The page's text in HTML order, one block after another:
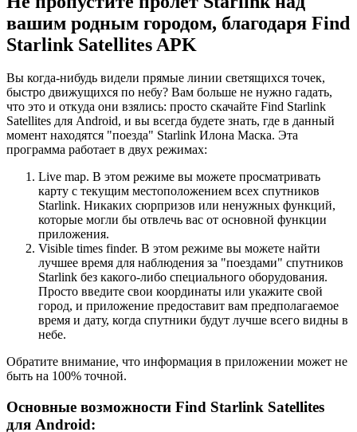
вашим родным городом, благодаря Find
Starlink Satellites APK
Вы когда-нибудь видели прямые линии светящихся точек,
быстро движущихся по небу? Вам больше не нужно гадать,
что это и откуда они взялись: просто скачайте Find Starlink
Satellites для Android, и вы всегда будете знать, где в данный
момент находятся "поезда" Starlink Илона Маска. Эта
программа работает в двух режимах:
Live map. В этом режиме вы можете просматривать
карту с текущим местоположением всех спутников
Starlink. Никаких сюрпризов или ненужных функций,
которые могли бы отвлечь вас от основной функции
приложения.
Visible times finder. В этом режиме вы можете найти
лучшее время для наблюдения за "поездами" спутников
Starlink без какого-либо специального оборудования.
Просто введите свои координаты или укажите свой
город, и приложение предоставит вам предполагаемое
время и дату, когда спутники будут лучше всего видны в
небе.
Обратите внимание, что информация в приложении может не
быть на 100% точной.
Основные возможности Find Starlink Satellites
для Android: